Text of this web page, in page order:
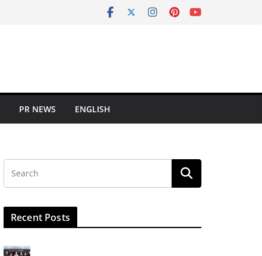
PR NEWS ENGLISH
Recent Posts